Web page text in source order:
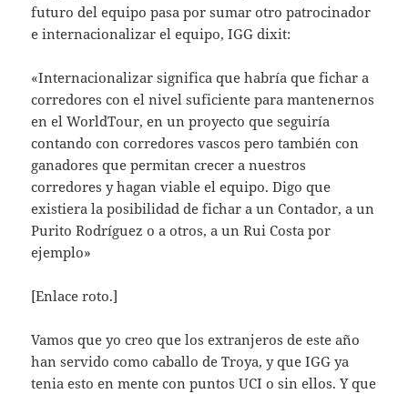
futuro del equipo pasa por sumar otro patrocinador
e internacionalizar el equipo, IGG dixit:
«Internacionalizar significa que habría que fichar a
corredores con el nivel suficiente para mantenernos
en el WorldTour, en un proyecto que seguiría
contando con corredores vascos pero también con
ganadores que permitan crecer a nuestros
corredores y hagan viable el equipo. Digo que
existiera la posibilidad de fichar a un Contador, a un
Purito Rodríguez o a otros, a un Rui Costa por
ejemplo»
[Enlace roto.]
Vamos que yo creo que los extranjeros de este año
han servido como caballo de Troya, y que IGG ya
tenia esto en mente con puntos UCI o sin ellos. Y que